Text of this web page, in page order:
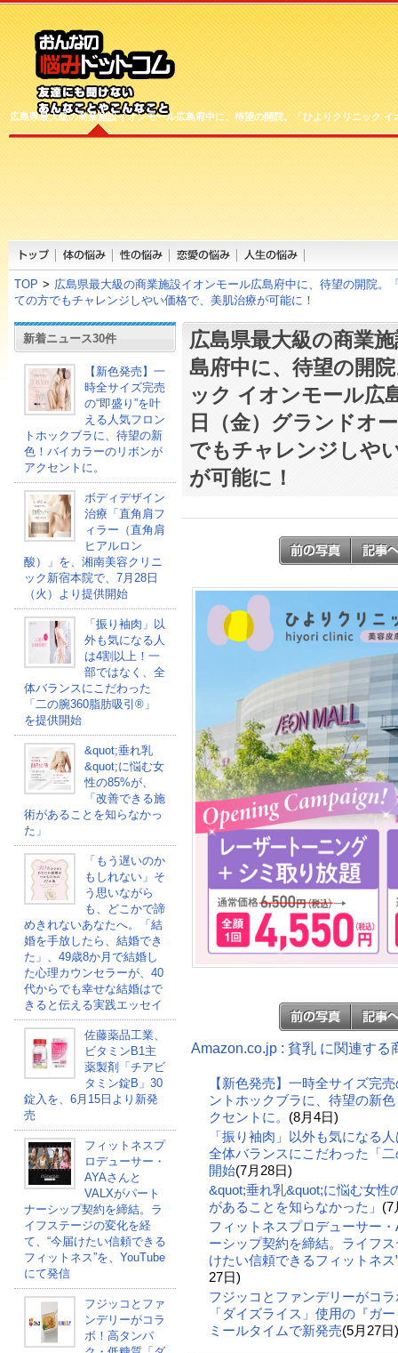
広島県最大級の商業施設イオンモール広島府中に、待望の開院。「ひよりクリニック
TOP > 広島県最大級の商業施設イオンモール広島府中に、待望の開院
ての方でもチャレンジしやい価格で、美肌治療が可能に！
新着ニュース30件
【新色発売】一
時全サイズ完売
の“即盛り”を叶
える人気フロン
トホックブラに、待望の新
色！バイカラーのリボンが
アクセントに。
ボディデザイン
治療「直角肩フ
ィラー（直角肩
ヒアルロン
酸）」を、湘南美容クリニ
ック新宿本院で、7月28日
（火）より提供開始
「振り袖肉」以
外も気になる人
は4割以上！一
部ではなく、全
体バランスにこだわった
「二の腕360脂肪吸引®」
を提供開始
&quot;垂れ乳
&quot;に悩む女
性の85%が、
「改善できる施
術があることを知らなかっ
た」
「もう遅いのか
もしれない」そ
う思いながら
も、どこかで諦
めきれないあなたへ。「結
婚を手放したら、結婚でき
た」、49歳8か月で結婚し
た心理カウンセラーが、40
代からでも幸せな結婚はで
きると伝える実践エッセイ
佐藤薬品工業、
ビタミンB1主
薬製剤「チアビ
タミン錠B」30
錠入を、6月15日より新発
売
フィットネスプ
ロデューサー・
AYAさんと
VALXがパート
ナーシップ契約を締結。ラ
イフステージの変化を経
て、“今届けたい信頼できる
フィットネス”を、YouTube
にて発信
フジッコとファ
ンデリーがコラ
ボ！高タンパ
広島県最大級の商業
島府中に、待望の開
ック イオンモール広
日（金）グランドオ
でもチャレンジしや
が可能に！
Amazon.co.jp : 貧乳 に関連する
【新色発売】一時全サイズ完
ントホックブラに、待望の新
クセントに。 (8月4日)
「振り袖肉」以外も気になる
全体バランスにこだわった「
開始(7月28日)
&quot;垂れ乳&quot;に悩む女性
があることを知らなかった」 (7
フィットネスプロデューサー
ーシップ契約を締結。ライフ
けたい信頼できるフィットネス
27日)
フジッコとファンデリーがコ
「ダイズライス」使用の『ガ
ミールタイムで新発売(5月27日)